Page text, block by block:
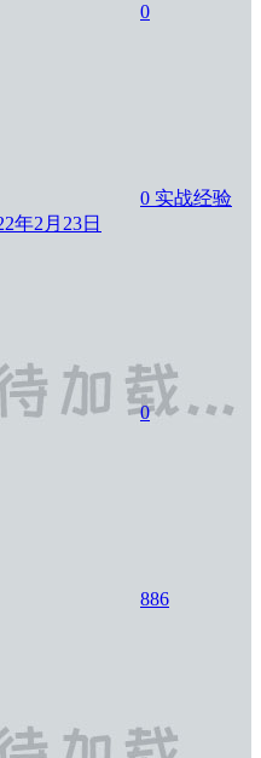
0
0 实战经验
年2月23日
0
886